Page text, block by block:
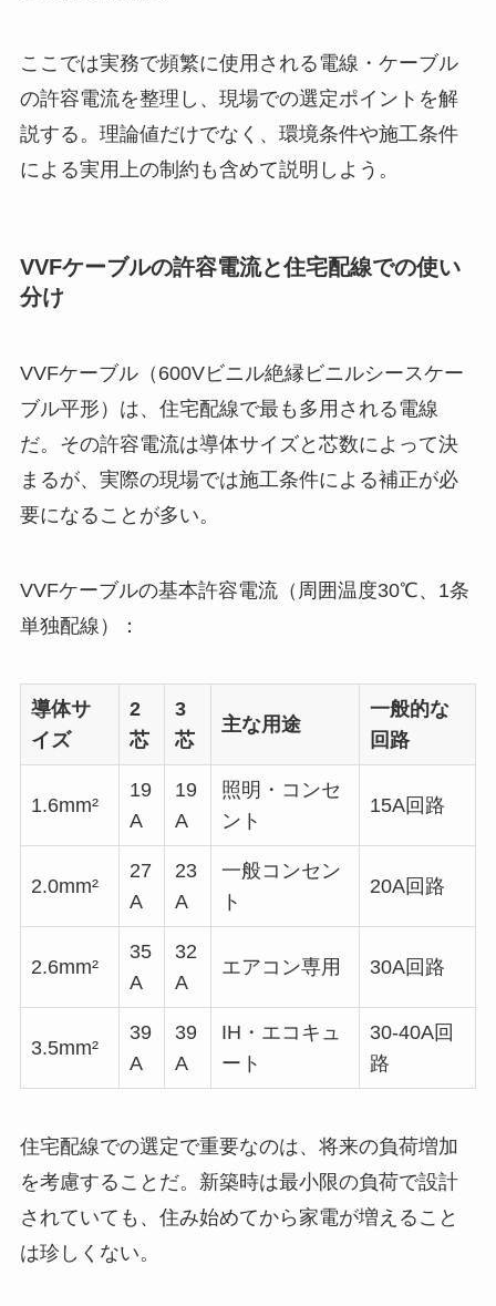
ここでは実務で頻繁に使用される電線・ケーブル
の許容電流を整理し、現場での選定ポイントを解
説する。理論値だけでなく、環境条件や施工条件
による実用上の制約も含めて説明しよう。
VVFケーブルの許容電流と住宅配線での使い
分け
VVFケーブル（600Vビニル絶縁ビニルシースケー
ブル平形）は、住宅配線で最も多用される電線
だ。その許容電流は導体サイズと芯数によって決
まるが、実際の現場では施工条件による補正が必
要になることが多い。
VVFケーブルの基本許容電流（周囲温度30℃、1条
単独配線）：
導体サ
イズ
2
芯
3
芯
主な用途
一般的な
回路
1.6mm²
19
A
19
A
照明・コンセ
ント
15A回路
2.0mm²
27
A
23
A
一般コンセン
ト
20A回路
2.6mm²
35
A
32
A
エアコン専用 30A回路
3.5mm²
39
A
39
A
IH・エコキュ
ート
30-40A回
路
住宅配線での選定で重要なのは、将来の負荷増加
を考慮することだ。新築時は最小限の負荷で設計
されていても、住み始めてから家電が増えること
は珍しくない。